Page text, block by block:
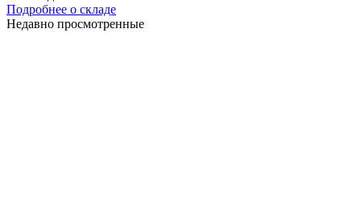
Подробнее о складе
Недавно просмотренные